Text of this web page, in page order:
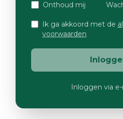
Onthoud mij
Ik ga akkoord met de
voorwaarden
Inloggen via